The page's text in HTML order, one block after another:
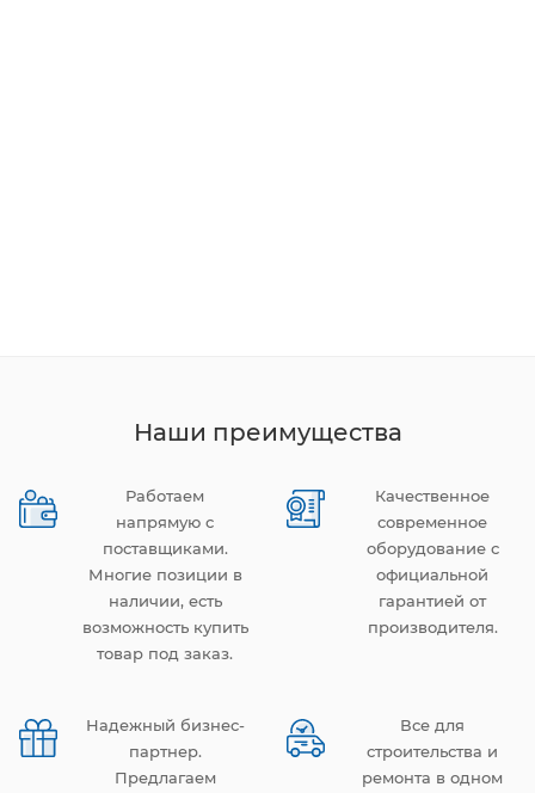
Наши преимущества
Работаем
напрямую с
поставщиками.
Многие позиции в
наличии, есть
возможность купить
товар под заказ.
Качественное
современное
оборудование с
официальной
гарантией от
производителя.
Надежный бизнес-
партнер.
Предлагаем
Все для
строительства и
ремонта в одном